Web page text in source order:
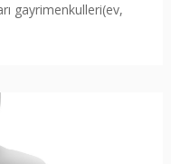
gayrimenkulleri(ev,